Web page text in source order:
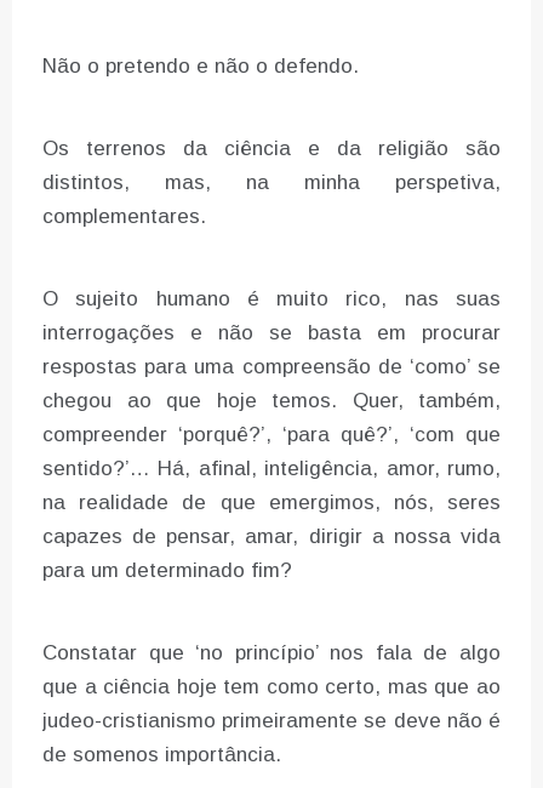
Não o pretendo e não o defendo.
Os terrenos da ciência e da religião são
distintos, mas, na minha perspetiva,
complementares.
O sujeito humano é muito rico, nas suas
interrogações e não se basta em procurar
respostas para uma compreensão de ‘como’ se
chegou ao que hoje temos. Quer, também,
compreender ‘porquê?’, ‘para quê?’, ‘com que
sentido?’… Há, afinal, inteligência, amor, rumo,
na realidade de que emergimos, nós, seres
capazes de pensar, amar, dirigir a nossa vida
para um determinado fim?
Constatar que ‘no princípio’ nos fala de algo
que a ciência hoje tem como certo, mas que ao
judeo-cristianismo primeiramente se deve não é
de somenos importância.